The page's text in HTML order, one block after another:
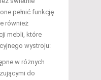
pełnić funkcję
również
mebli, które
wystroju:
w różnych
do